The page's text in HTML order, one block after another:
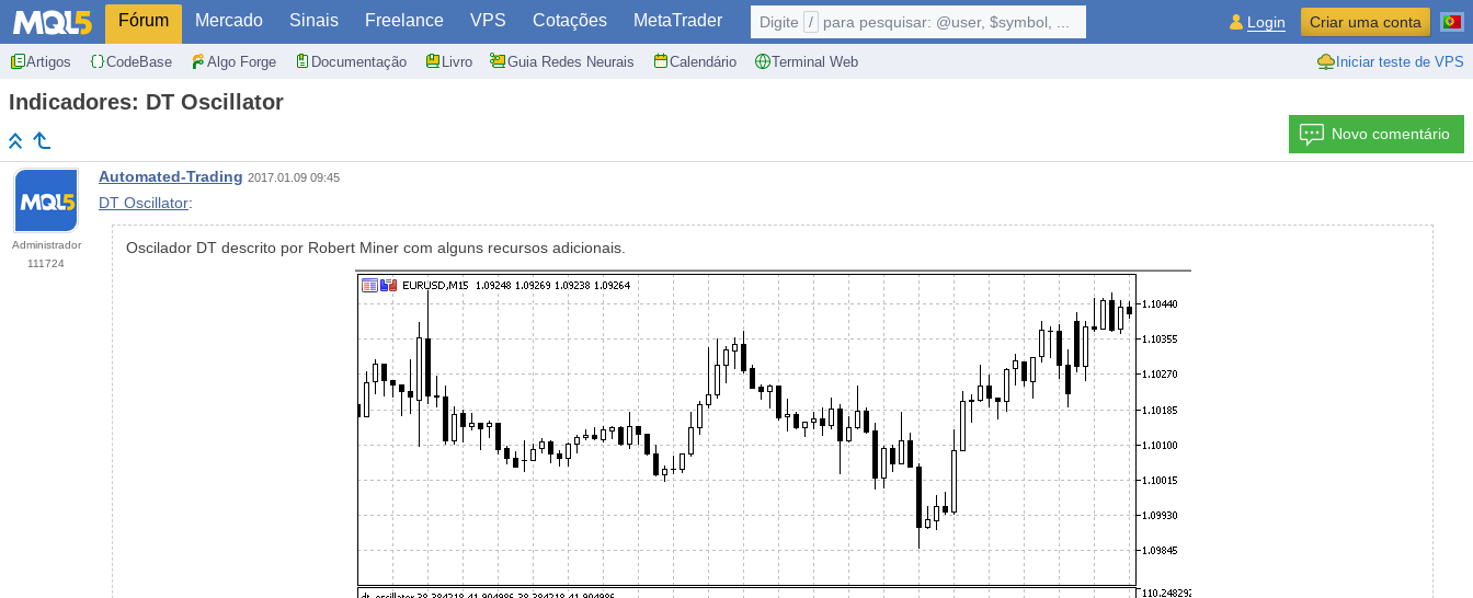
Fórum Mercado Sinais Freelance VPS Cotações MetaTrader
Artigos CodeBase Algo Forge Documentação Livro Guia Redes Neurais Calendário Terminal Web Iniciar teste de VPS
Digite / para pesquisar: @user, $symbol, ... Login Criar uma conta
Indicadores: DT Oscillator
Novo comentário
Administrador
111724
Automated-Trading 2017.01.09 09:45
DT Oscillator:
Oscilador DT descrito por Robert Miner com alguns recursos adicionais.